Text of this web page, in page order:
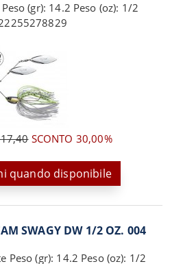
(gr): 14.2 Peso (oz): 1/2
SCONTO 30,00%
quando disponibile
SWAGY DW 1/2 OZ. 004
Peso (gr): 14.2 Peso (oz): 1/2